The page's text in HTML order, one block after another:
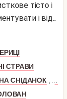
тісто і
і від...
СТРАВИ
НА СНІДАНОК ,